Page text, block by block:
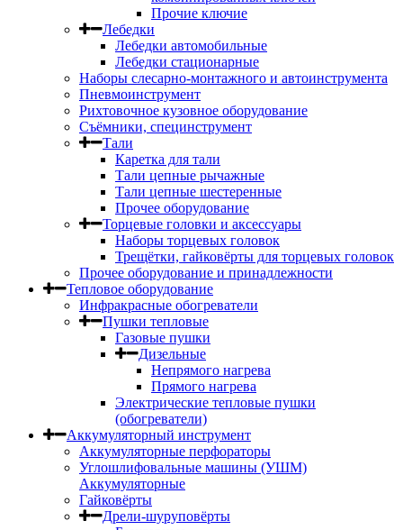
Прочие ключие
Лебедки
Лебедки автомобильные
Лебедки стационарные
Наборы слесарно-монтажного и автоинструмента
Пневмоинструмент
Рихтовочное кузовное оборудование
Съёмники, специнструмент
Тали
Каретка для тали
Тали цепные рычажные
Тали цепные шестеренные
Прочее оборудование
Торцевые головки и аксессуары
Наборы торцевых головок
Трещётки, гайковёрты для торцевых головок
Прочее оборудование и принадлежности
Тепловое оборудование
Инфракрасные обогреватели
Пушки тепловые
Газовые пушки
Дизельные
Непрямого нагрева
Прямого нагрева
Электрические тепловые пушки
(обогреватели)
Аккумуляторный инструмент
Аккумуляторные перфораторы
Углошлифовальные машины (УШМ)
Аккумуляторные
Гайковёрты
Дрели-шуруповёрты